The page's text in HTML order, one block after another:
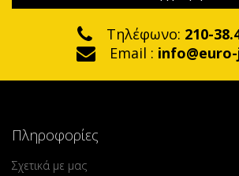
Τηλέφωνο: 210-
Email :
Πληροφορίες
Σχετικά με μας